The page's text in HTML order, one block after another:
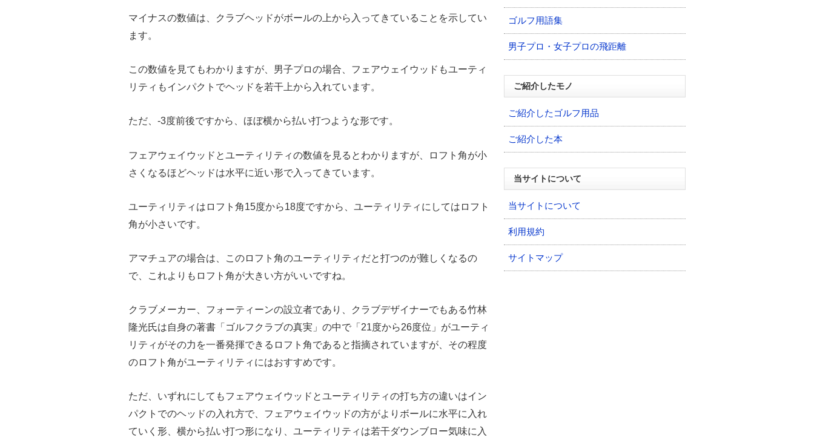
マイナスの数値は、クラブヘッドがボールの上から入ってきていることを示してい
ます。
この数値を見てもわかりますが、男子プロの場合、フェアウェイウッドもユーティ
リティもインパクトでヘッドを若干上から入れています。
ただ、-3度前後ですから、ほぼ横から払い打つような形です。
フェアウェイウッドとユーティリティの数値を見るとわかりますが、ロフト角が小
さくなるほどヘッドは水平に近い形で入ってきています。
ユーティリティはロフト角15度から18度ですから、ユーティリティにしてはロフト
角が小さいです。
アマチュアの場合は、このロフト角のユーティリティだと打つのが難しくなるの
で、これよりもロフト角が大きい方がいいですね。
クラブメーカー、フォーティーンの設立者であり、クラブデザイナーでもある竹林
隆光氏は自身の著書「ゴルフクラブの真実」の中で「21度から26度位」がユーティ
リティがその力を一番発揮できるロフト角であると指摘されていますが、その程度
のロフト角がユーティリティにはおすすめです。
ただ、いずれにしてもフェアウェイウッドとユーティリティの打ち方の違いはイン
パクトでのヘッドの入れ方で、フェアウェイウッドの方がよりボールに水平に入れ
ていく形、横から払い打つ形になり、ユーティリティは若干ダウンブロー気味に入
ゴルフ用語集
男子プロ・女子プロの飛距離
ご紹介したモノ
ご紹介したゴルフ用品
ご紹介した本
当サイトについて
当サイトについて
利用規約
サイトマップ